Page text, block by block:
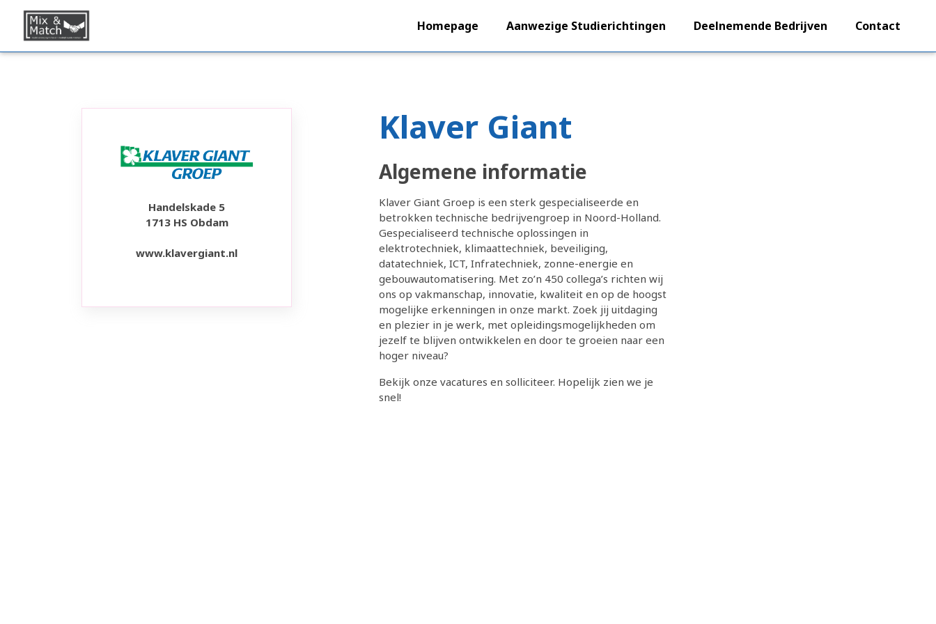
Homepage Aanwezige Studierichtingen Deelnemende Bedrijven Contact
Handelskade 5
1713 HS Obdam
www.klavergiant.nl
Klaver Giant
Algemene informatie
Klaver Giant Groep is een sterk gespecialiseerde en
betrokken technische bedrijvengroep in Noord-Holland.
Gespecialiseerd technische oplossingen in
elektrotechniek, klimaattechniek, beveiliging,
datatechniek, ICT, Infratechniek, zonne-energie en
gebouwautomatisering. Met zo’n 450 collega’s richten wij
ons op vakmanschap, innovatie, kwaliteit en op de hoogst
mogelijke erkenningen in onze markt. Zoek jij uitdaging
en plezier in je werk, met opleidingsmogelijkheden om
jezelf te blijven ontwikkelen en door te groeien naar een
hoger niveau?
Bekijk onze vacatures en solliciteer. Hopelijk zien we je
snel!